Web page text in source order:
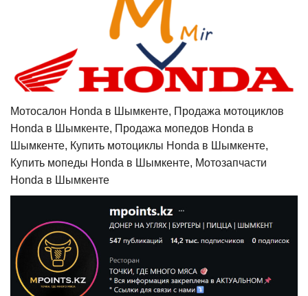
Мотосалон Honda в Шымкенте, Продажа мотоциклов
Honda в Шымкенте, Продажа мопедов Honda в
Шымкенте, Купить мотоциклы Honda в Шымкенте,
Купить мопеды Honda в Шымкенте, Мотозапчасти
Honda в Шымкенте